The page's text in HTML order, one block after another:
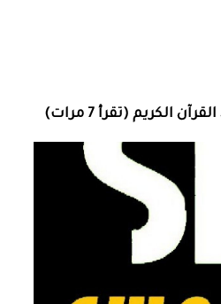
الكريم (تقرأ 7 مرات)